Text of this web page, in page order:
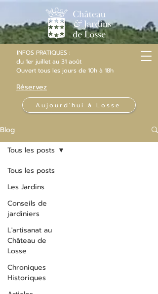
INFOS PRATIQUES :
du 1er juillet au 31 août
Ouvert tous les jours de 10h à 18h
Réservez
Aujourd'hui à Losse
Blog
Tous les posts
Les Jardins
Conseils de
jardiniers
L'artisanat au
Château de
Losse
Chroniques
Historiques
Tous les posts